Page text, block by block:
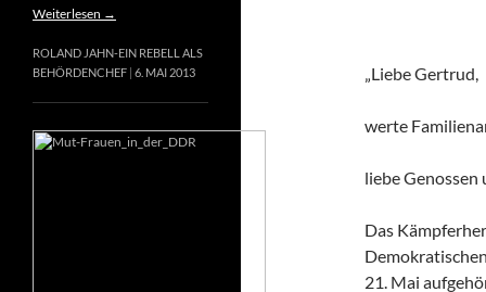
„Liebe Gertrud,
werte
liebe Genossen
Das
21. Mai
Weiterlesen →
ROLAND JAHN-EIN REBELL ALS
BEHÖRDENCHEF 6. MAI 2013